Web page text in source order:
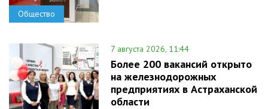
Общество
7 августа 2026, 11:44
Более 200 вакансий открыто
на железнодорожных
предприятиях в Астраханской
области